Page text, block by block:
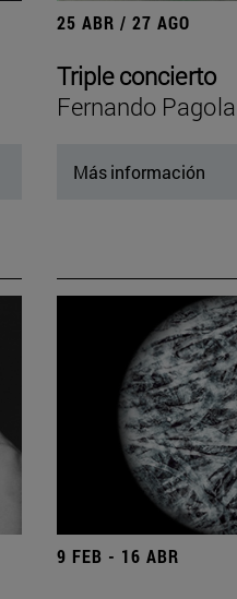
25 ABR / 27 AGO
Triple concierto
Fernando Pagola
Más información
9 FEB - 16 ABR